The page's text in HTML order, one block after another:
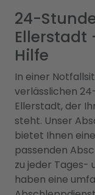
24-
Ellerstadt
Hilfe
In einer
verlässlichen
Ellerstadt, der
steht. Unser
bietet Ihnen
passenden
zu jeder Tages-
haben eine